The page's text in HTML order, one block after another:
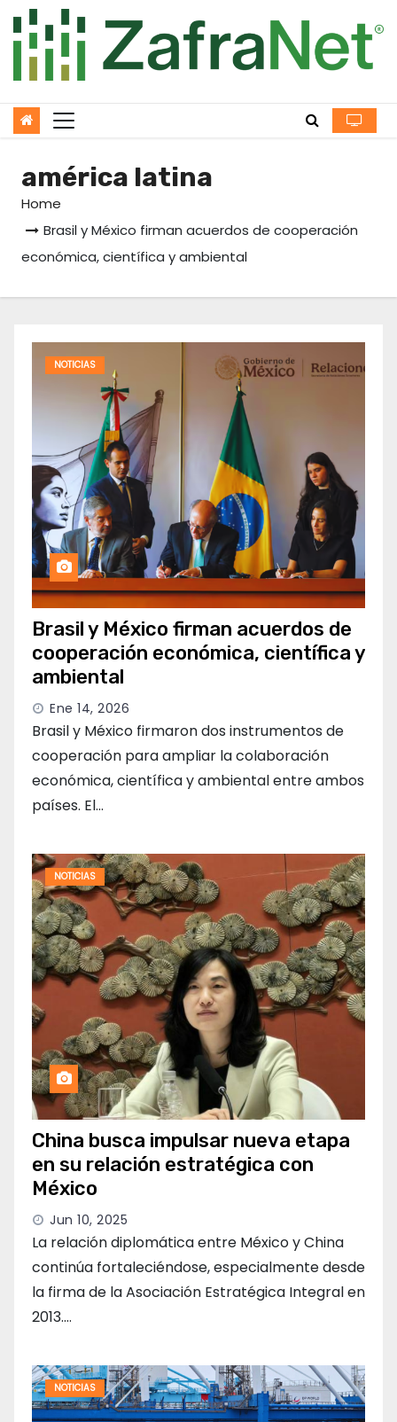
to
content
américa latina
Home
Brasil y México firman acuerdos de cooperación
económica, científica y ambiental
NOTICIAS
Brasil y México firman acuerdos de
cooperación económica, científica y
ambiental
Ene 14, 2026
Brasil y México firmaron dos instrumentos de
cooperación para ampliar la colaboración
económica, científica y ambiental entre ambos
países. El…
NOTICIAS
China busca impulsar nueva etapa
en su relación estratégica con
México
Jun 10, 2025
La relación diplomática entre México y China
continúa fortaleciéndose, especialmente desde
la firma de la Asociación Estratégica Integral en
2013.…
NOTICIAS